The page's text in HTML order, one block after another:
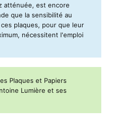
atténuée, est encore
que la sensibilité au
plaques, pour que leur
nécessitent l'emploi
Plaques et Papiers
Lumière et ses